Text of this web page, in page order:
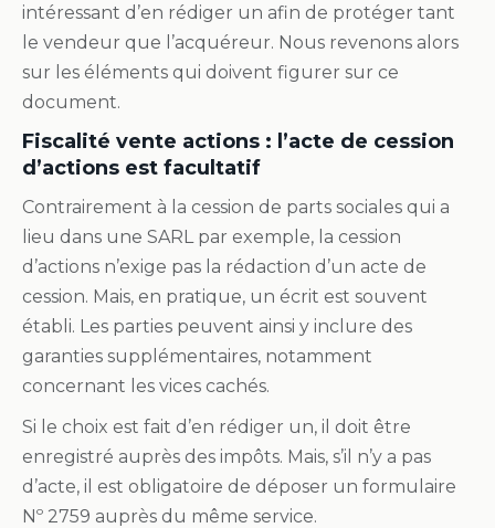
intéressant d’en rédiger un afin de protéger tant
le vendeur que l’acquéreur. Nous revenons alors
sur les éléments qui doivent figurer sur ce
document.
Fiscalité vente actions : l’acte de cession
d’actions est facultatif
Contrairement à la cession de parts sociales qui a
lieu dans une SARL par exemple, la cession
d’actions n’exige pas la rédaction d’un acte de
cession. Mais, en pratique, un écrit est souvent
établi. Les parties peuvent ainsi y inclure des
garanties supplémentaires, notamment
concernant les vices cachés.
Si le choix est fait d’en rédiger un, il doit être
enregistré auprès des impôts. Mais, s’il n’y a pas
d’acte, il est obligatoire de déposer un formulaire
Nº 2759 auprès du même service.